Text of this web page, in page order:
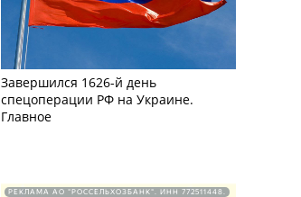
Завершился 1626-й день
спецоперации РФ на Украине.
Главное
РЕКЛАМА АО "РОССЕЛЬХОЗБАНК". ИНН 772511448.